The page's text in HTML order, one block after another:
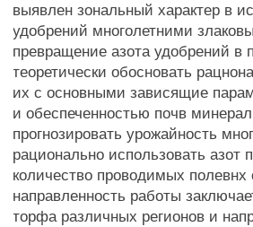
выявлен зональный характер в
удобрений многолетними
превращение азота удобрений
теоретически обосновать
их с основными зависящие
и обеспеченностью почв
прогнозировать урожайность
рационально использовать азот
количество проводимых полевнх
направленность работы
торфа различных регионов и